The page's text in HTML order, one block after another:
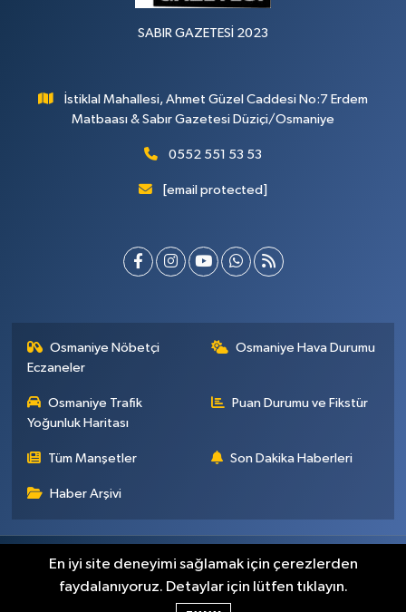
SABIR GAZETESİ 2023
İstiklal Mahallesi, Ahmet Güzel Caddesi No:7 Erdem
Matbaası & Sabır Gazetesi Düziçi/Osmaniye
0552 551 53 53
[email protected]
Osmaniye Nöbetçi
Eczaneler
Osmaniye Hava Durumu
Osmaniye Trafik
Yoğunluk Haritası
Puan Durumu ve Fikstür
Tüm Manşetler Son Dakika Haberleri
Haber Arşivi
Künye İletişim Gizlilik Sözleşmesi
En iyi site deneyimi sağlamak için çerezlerden
faydalanıyoruz. Detaylar için lütfen tıklayın.